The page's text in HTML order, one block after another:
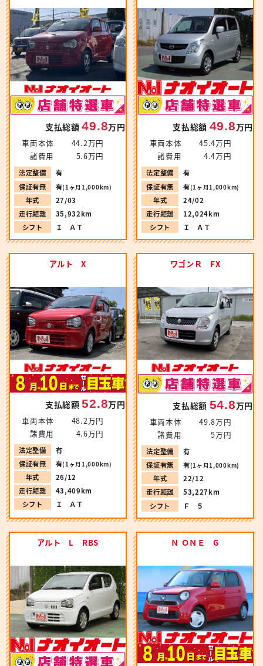
支払総額49.8万円
車両本体
44.2万円
諸費用
5.6万円
法定整備
有
保証有無
有(1ヶ月1,000km)
年式
27/03
走行距離
35,932km
シフト
Ｉ ＡＴ
支払総額 49.8万円
車両本体
45.4万円
諸費用
4.4万円
法定整備
有
保証有無
有(1ヶ月1,000km)
年式
24/02
走行距離
12,024km
シフト
Ｉ ＡＴ
アルト X
支払総額52.8万円
車両本体
48.2万円
諸費用
4.6万円
法定整備
有
保証有無
有(1ヶ月1,000km)
年式
26/12
走行距離
43,409km
シフト
Ｉ ＡＴ
ワゴンＲ FX
支払総額 54.8万円
車両本体
49.8万円
諸費用
5万円
法定整備
有
保証有無
有(1ヶ月1,000km)
年式
22/12
走行距離
53,227km
シフト
Ｆ ５
アルト L RBS Ｎ ＯＮＥ G